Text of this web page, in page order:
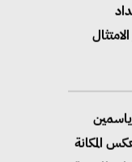
ياسمين
المكانة